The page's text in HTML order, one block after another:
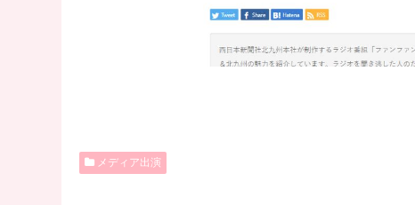
メディア出演